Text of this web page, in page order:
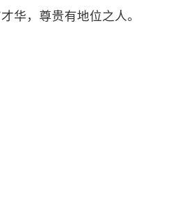
华，尊贵有地位之人。